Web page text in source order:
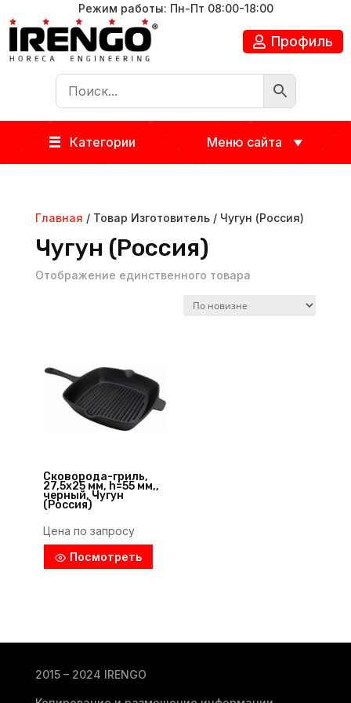
Режим работы: Пн-Пт 08:00-18:00
Профиль
Категории Меню сайта
Главная / Товар Изготовитель / Чугун (Россия)
Чугун (Россия)
Отображение единственного товара
Сковорода-гриль,
27,5х25 мм, h=55 мм,,
черный, Чугун
(Россия)
Цена по запросу
Посмотреть
2015 – 2024 IRENGO